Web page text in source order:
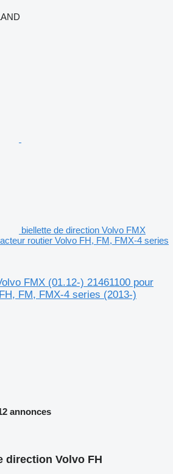
biellette de direction Volvo FMX
routier Volvo FH, FM, FMX-4 series
FMX (01.12-) 21461100 pour
FM, FMX-4 series (2013-)
annonces
direction Volvo FH